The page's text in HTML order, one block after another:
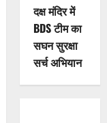
दक्ष मंदिर में
BDS टीम का
सघन सुरक्षा
सर्च अभियान